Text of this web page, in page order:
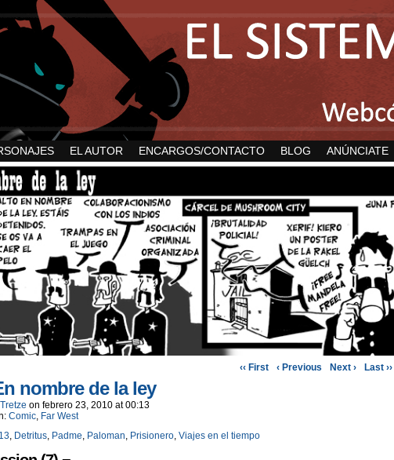
EL AUTOR ENCARGOS/CONTACTO BLOG ANÚNCIATE
‹‹ First ‹ Previous Next › Last ››
nombre de la ley
on febrero 23, 2010 at00:13
Comic, Far West
13, Detritus, Padme, Paloman, Prisionero, Viajes en el tiempo